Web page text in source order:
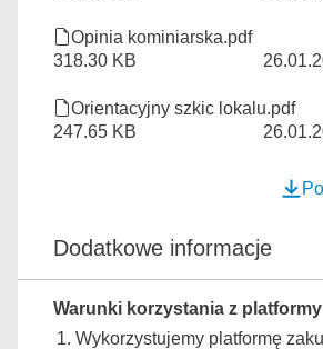
Opinia kominiarska.pdf
318.30 KB
Orientacyjny szkic lokalu.pdf
247.65 KB
Dodatkowe informacje
Warunki korzystania z platformy
Wykorzystujemy platformę